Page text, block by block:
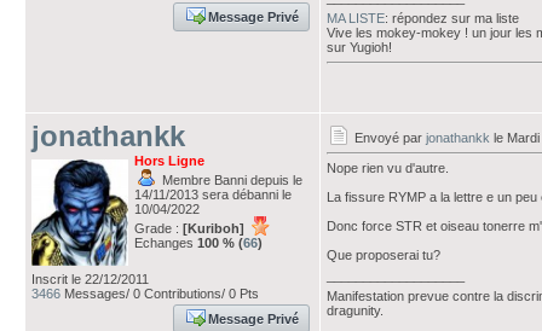
Message Privé
MA LISTE: répondez sur ma liste
Vive les mokey-mokey ! un jour les
sur Yugioh!
jonathankk
Hors Ligne
Membre Banni depuis le
14/11/2013 sera débanni le
10/04/2022
Grade : [Kuriboh]
Echanges 100 % (66)
Inscrit le 22/12/2011
3466 Messages/ 0 Contributions/ 0 Pts
Message Privé
Envoyé par jonathankk le
Nope rien vu d'autre.
La fissure RYMP a la lettre e un
Donc force STR et oiseau tonerre
Que proposerai tu?
Manifestation prevue contre la
dragunity.